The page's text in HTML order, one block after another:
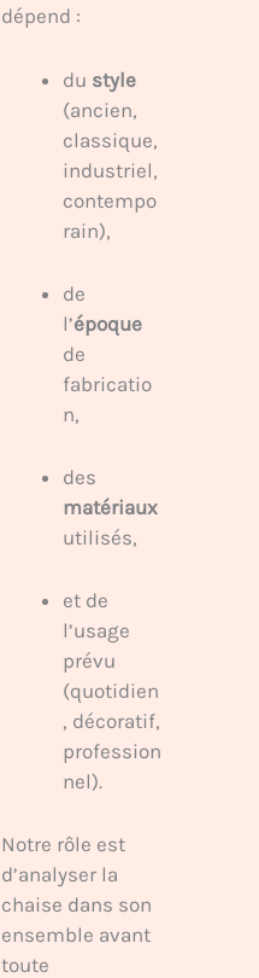
dépend :
du style
(ancien,
classique,
industriel,
contempo
rain),
de
l’époque
de
fabricatio
n,
des
matériaux
utilisés,
et de
l’usage
prévu
(quotidien
, décoratif,
profession
nel).
Notre rôle est
d’analyser la
chaise dans son
ensemble avant
toute